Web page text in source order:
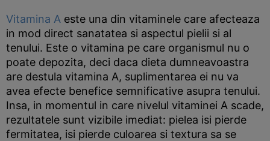
Vitamina A este una din vitaminele care afecteaza
in mod direct sanatatea si aspectul pielii si al
tenului. Este o vitamina pe care organismul nu o
poate depozita, deci daca dieta dumneavoastra
are destula vitamina A, suplimentarea ei nu va
avea efecte benefice semnificative asupra tenului.
Insa, in momentul in care nivelul vitaminei A scade,
rezultatele sunt vizibile imediat: pielea isi pierde
fermitatea, isi pierde culoarea si textura sa se